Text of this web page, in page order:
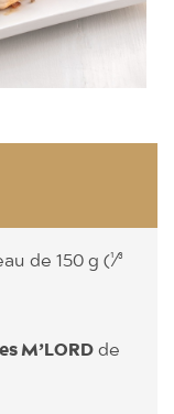
de 150 g (¹⁄³
M’LORD de